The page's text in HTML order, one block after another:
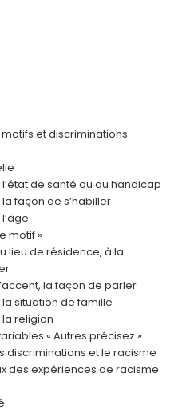
et discriminations
de santé ou au handicap
façon de s’habiller
motif »
lieu de résidence, à la
la façon de parler
situation de famille
religion
« Autres précisez »
discriminations et le racisme
des expériences de racisme